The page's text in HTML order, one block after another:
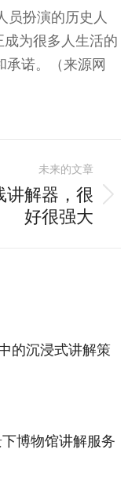
扮演的历史人
为很多人生活的
承诺。（来源网
未来的文章
讲解器，很
好很强大
的沉浸式讲解策
博物馆讲解服务